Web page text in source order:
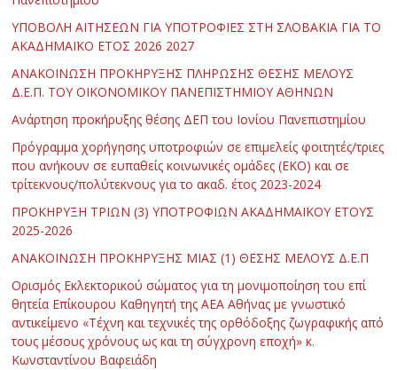
ΥΠΟΒΟΛΗ ΑΙΤΗΣΕΩΝ ΓΙΑ ΥΠΟΤΡΟΦΙΕΣ ΣΤΗ ΣΛΟΒΑΚΙΑ ΓΙΑ ΤΟ
ΑΚΑΔΗΜΑΪΚΟ ΕΤΟΣ 2026 2027
ΑΝΑΚΟΙΝΩΣΗ ΠΡΟΚΗΡΥΞΗΣ ΠΛΗΡΩΣΗΣ ΘΕΣΗΣ ΜΕΛΟΥΣ
Δ.Ε.Π. ΤΟΥ ΟΙΚΟΝΟΜΙΚΟΥ ΠΑΝΕΠΙΣΤΗΜΙΟΥ ΑΘΗΝΩΝ
Ανάρτηση προκήρυξης θέσης ΔΕΠ του Ιονίου Πανεπιστημίου
Πρόγραμμα χορήγησης υποτροφιών σε επιμελείς φοιτητές/τριες
που ανήκουν σε ευπαθείς κοινωνικές ομάδες (ΕΚΟ) και σε
τρίτεκνους/πολύτεκνους για το ακαδ. έτος 2023-2024
ΠΡΟΚΗΡΥΞΗ ΤΡΙΩΝ (3) ΥΠΟΤΡΟΦΙΩΝ ΑΚΑΔΗΜΑΪΚΟΥ ΕΤΟΥΣ
2025-2026
ΑΝΑΚΟΙΝΩΣΗ ΠΡΟΚΗΡΥΞΗΣ ΜΙΑΣ (1) ΘΕΣΗΣ ΜΕΛΟΥΣ Δ.Ε.Π
Ορισμός Εκλεκτορικού σώματος για τη μονιμοποίηση του επί
θητεία Επίκουρου Καθηγητή της ΑΕΑ Αθήνας με γνωστικό
αντικείμενο «Τέχνη και τεχνικές της ορθόδοξης ζωγραφικής από
τους μέσους χρόνους ως και τη σύγχρονη εποχή» κ.
Κωνσταντίνου Βαφειάδη